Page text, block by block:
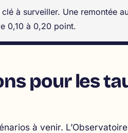
clé à surveiller. Une remontée
0,10 à 0,20 point.
pour les
à venir.